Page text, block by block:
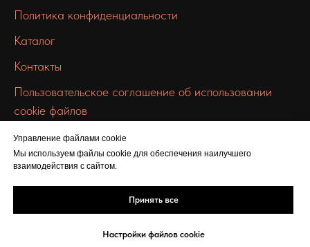
Управление файлами cookie
Мы используем файлы cookie для обеспечения наилучшего
взаимодействия с сайтом.
Принять все
Настройки файлов cookie
Политика конфиденциальности
Каталог
Контакты
Пользовательское соглашение об использовании
cookie файлов
info@chermet-metall.ru